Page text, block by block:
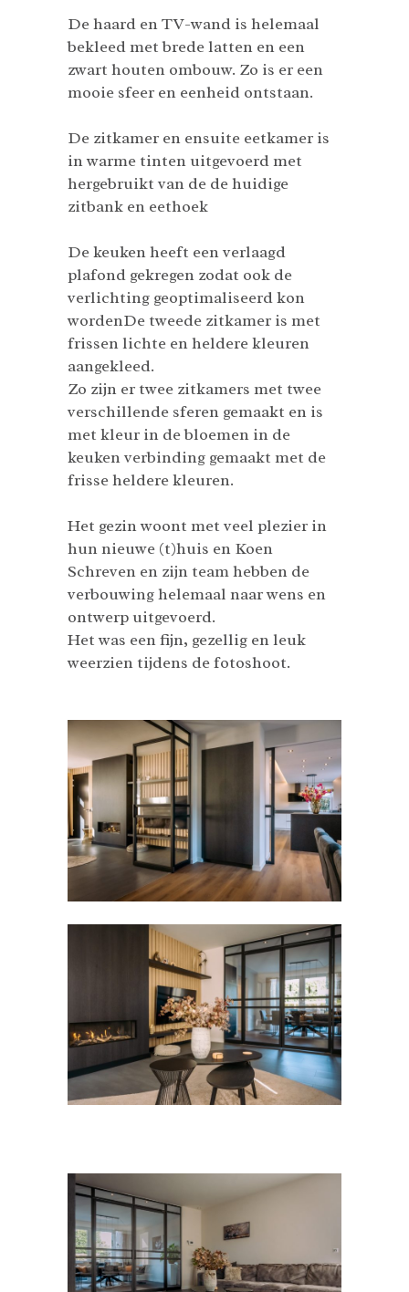
De haard en TV-wand is helemaal
bekleed met brede latten en een
zwart houten ombouw. Zo is er een
mooie sfeer en eenheid ontstaan.
De zitkamer en ensuite eetkamer is
in warme tinten uitgevoerd met
hergebruikt van de de huidige
zitbank en eethoek
De keuken heeft een verlaagd
plafond gekregen zodat ook de
verlichting geoptimaliseerd kon
wordenDe tweede zitkamer is met
frissen lichte en heldere kleuren
aangekleed.
Zo zijn er twee zitkamers met twee
verschillende sferen gemaakt en is
met kleur in de bloemen in de
keuken verbinding gemaakt met de
frisse heldere kleuren.
Het gezin woont met veel plezier in
hun nieuwe (t)huis en Koen
Schreven en zijn team hebben de
verbouwing helemaal naar wens en
ontwerp uitgevoerd.
Het was een fijn, gezellig en leuk
weerzien tijdens de fotoshoot.